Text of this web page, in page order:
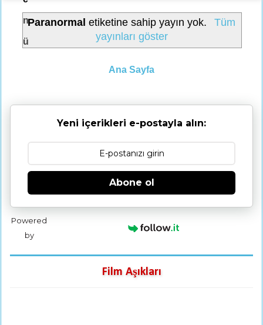
n
ü
Paranormal etiketine sahip yayın yok.
Tüm
yayınları göster
Ana Sayfa
Yeni içerikleri e-postayla alın:
Abone ol
Powered
by
Film Aşıkları